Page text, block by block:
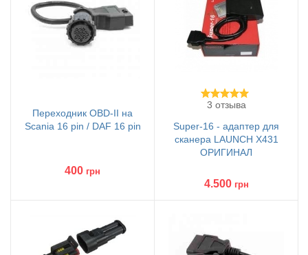
Переходник OBD-II на
Scania 16 pin / DAF 16 pin
400 грн
3 отзыва
Super-16 - адаптер для
сканера LAUNCH X431
ОРИГИНАЛ
4.500 грн